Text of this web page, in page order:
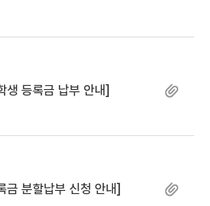
등록금 납부 안내]
분할납부 신청 안내]